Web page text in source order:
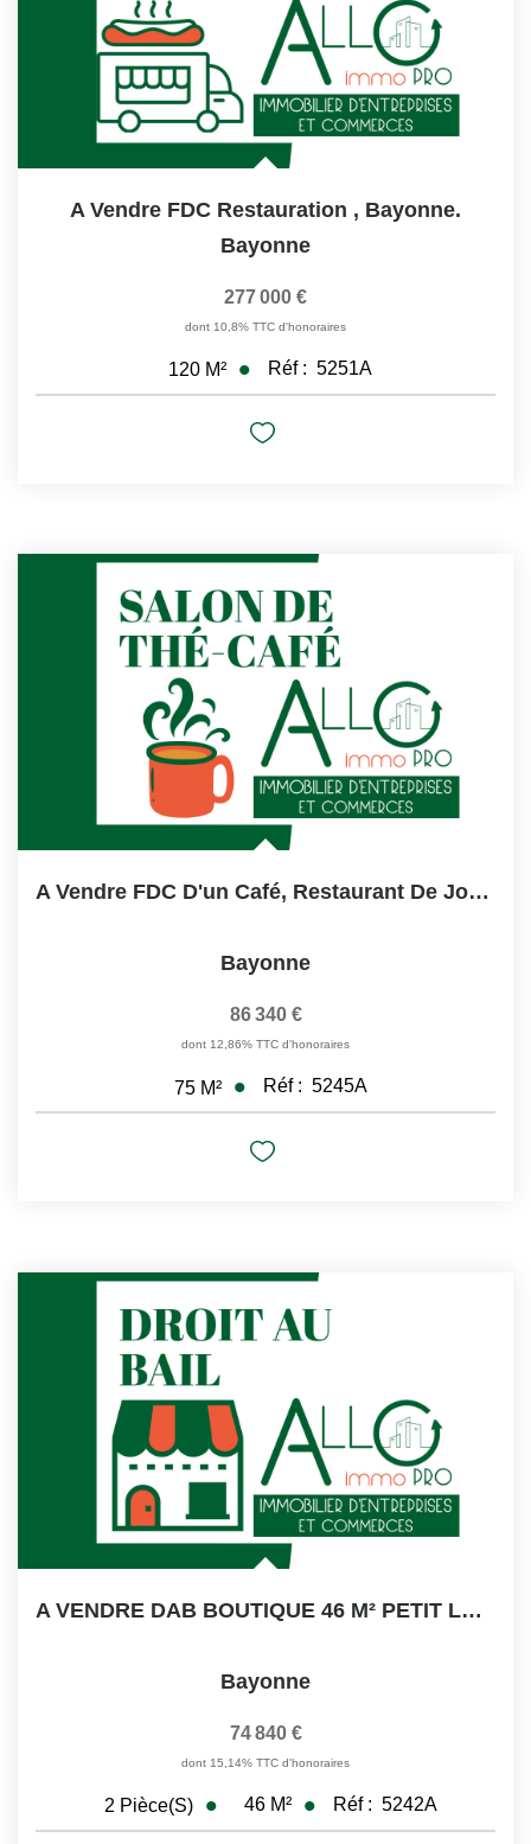
A Vendre FDC Restauration , Bayonne.
Bayonne
277 000 €
dont 10,8% TTC d'honoraires
120 M² Réf : 5251A
A Vendre FDC D'un Café, Restaurant De Journée,Bayonne
Bayonne
86 340 €
dont 12,86% TTC d'honoraires
75 M² Réf : 5245A
A VENDRE DAB BOUTIQUE 46 M² PETIT LOYER BAYONNE RUE N°1BIS
Bayonne
74 840 €
dont 15,14% TTC d'honoraires
2 Pièce(s) 46 M² Réf : 5242A